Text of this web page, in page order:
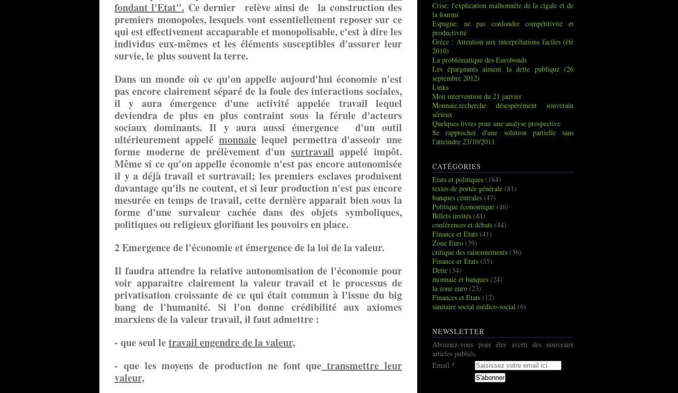
fondant l'Etat". Ce dernierrelève ainsi de la construction des
premiers monopoles, lesquels vont essentiellement reposer sur ce
qui est effectivement accaparable et monopolisable, c'est à dire les
individus eux-mêmes et les éléments susceptibles d'assurer leur
survie, le plus souvent la terre.
Dans un monde où ce qu'on appelle aujourd'hui économie n'est
pas encore clairement séparé de la foule des interactions sociales,
il y aura émergence d'une activité appelée travail lequel
deviendra de plus en plus contraint sous la férule d'acteurs
sociaux dominants. Il y aura aussi émergence d'un outil
ultérieurement appelémonnaie lequel permettra d'asseoir une
forme moderne de prélèvement d'un surtravail appelé impôt.
Même si ce qu'on appelle économie n'est pas encore autonomisée
il y a déjà travail et surtravail; les premiers esclaves produisent
davantage qu'ils ne coutent, et si leur production n'est pas encore
mesurée en temps de travail, cette dernière apparait bien sous la
forme d'une survaleur cachée dans des objets symboliques,
politiques ou religieux glorifiant les pouvoirs en place.
2 Emergence de l'économie et émergence de la loi de la valeur.
Il faudra attendre la relative autonomisation de l'économie pour
voir apparaitre clairement la valeur travail et le processus de
privatisation croissante de ce qui était commun à l'issue du big
bang de l'humanité. Si l'on donne crédibilité aux axiomes
marxiens de la valeur travail, il faut admettre :
- que seul letravail engendre de la valeur,
- que les moyens de production ne font que transmettre leur
valeur,
Crise: l'explication malhonnête de la cigale et de
la fourmi
Espagne: ne pas confondre compétitivité et
productivité
Grèce : Attention aux interprétations faciles (été
2010)
La problématique des Eurobonds
Les épargnants aiment la dette publique (26
septembre 2012)
Links
Mon intervention du 21 janvier
Monnaie,recherche désespérément souverain
sérieux
Quelques livres pour une analyse prospective
Se rapprocher d'une solution partielle sans
l'atteindre 23/10/2011
CATÉGORIES
Etats et politiques (184)
textes de portée générale (81)
banques centrales (47)
Politique économique (46)
Billets invités (44)
conférences et débats (44)
Finance et Etats (41)
Zone Euro (39)
critique des raisonnements (36)
Finance er Etats (35)
Dette (34)
monnaie et banques (24)
la zone euro (23)
Finances et Etats (12)
sanitaire social médico-social (6)
NEWSLETTER
Abonnez-vous pour être averti des nouveaux
articles publiés.
Email